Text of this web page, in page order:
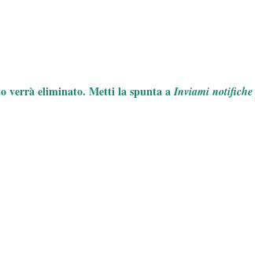
verrà eliminato. Metti la spunta aInviami notifiche